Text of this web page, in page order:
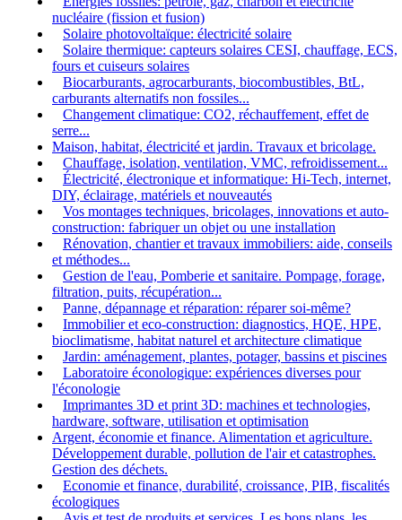
nucléaire (fission et fusion)
Solaire photovoltaïque: électricité solaire
Solaire thermique: capteurs solaires CESI, chauffage, ECS,
fours et cuiseurs solaires
Biocarburants, agrocarburants, biocombustibles, BtL,
carburants alternatifs non fossiles...
Changement climatique: CO2, réchauffement, effet de
serre...
Maison, habitat, électricité et jardin. Travaux et bricolage.
Chauffage, isolation, ventilation, VMC, refroidissement...
Électricité, électronique et informatique: Hi-Tech, internet,
DIY, éclairage, matériels et nouveautés
Vos montages techniques, bricolages, innovations et auto-
construction: fabriquer un objet ou une installation
Rénovation, chantier et travaux immobiliers: aide, conseils
et méthodes...
Gestion de l'eau, Pomberie et sanitaire. Pompage, forage,
filtration, puits, récupération...
Panne, dépannage et réparation: réparer soi-même?
Immobilier et eco-construction: diagnostics, HQE, HPE,
bioclimatisme, habitat naturel et architecture climatique
Jardin: aménagement, plantes, potager, bassins et piscines
Laboratoire éconologique: expériences diverses pour
l'éconologie
Imprimantes 3D et print 3D: machines et technologies,
hardware, software, utilisation et optimisation
Argent, économie et finance. Alimentation et agriculture.
Développement durable, pollution de l'air et catastrophes.
Gestion des déchets.
Economie et finance, durabilité, croissance, PIB, fiscalités
écologiques